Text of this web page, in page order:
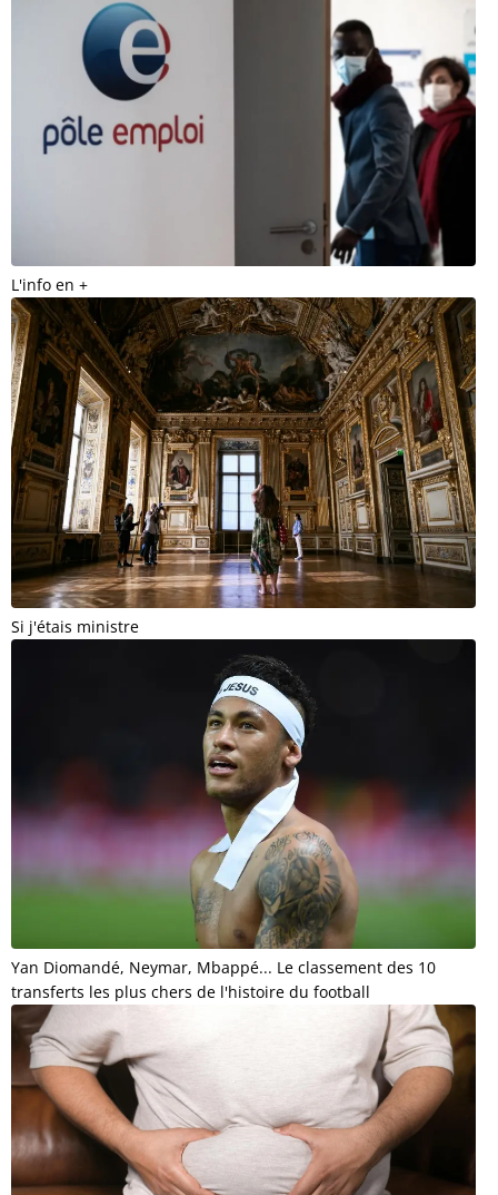
L'info en +
Si j'étais ministre
Yan Diomandé, Neymar, Mbappé... Le classement des 10
transferts les plus chers de l'histoire du football